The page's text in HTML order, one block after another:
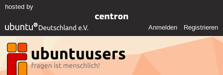
hosted by
Anmelden Registrieren